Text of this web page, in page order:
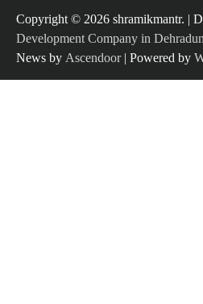
Copyright ©️ 2026 shramikmantr. |
Development Company in Dehradun
News by Ascendoor| Powered by